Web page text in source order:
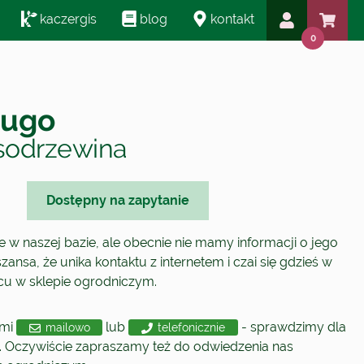
kaczergis blog kontakt
0
Dostępny na zapytanie
w naszej bazie, ale obecnie nie mamy informacji o jego
że unika kontaktu z internetem i czai się gdzieś w
w sklepie ogrodniczym.
mailowo lub telefonicznie
- sprawdzimy dla
Oczywiście zapraszamy też do odwiedzenia nas